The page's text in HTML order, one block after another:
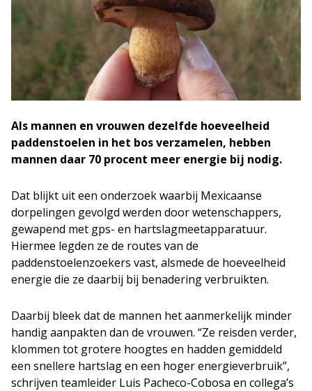
Als mannen en vrouwen dezelfde hoeveelheid
paddenstoelen in het bos verzamelen, hebben
mannen daar 70 procent meer energie bij nodig.
Dat blijkt uit een onderzoek waarbij Mexicaanse
dorpelingen gevolgd werden door wetenschappers,
gewapend met gps- en hartslagmeetapparatuur.
Hiermee legden ze de routes van de
paddenstoelenzoekers vast, alsmede de hoeveelheid
energie die ze daarbij bij benadering verbruikten.
Daarbij bleek dat de mannen het aanmerkelijk minder
handig aanpakten dan de vrouwen. “Ze reisden verder,
klommen tot grotere hoogtes en hadden gemiddeld
een snellere hartslag en een hoger energieverbruik”,
schrijven teamleider Luis Pacheco-Cobosa en collega’s